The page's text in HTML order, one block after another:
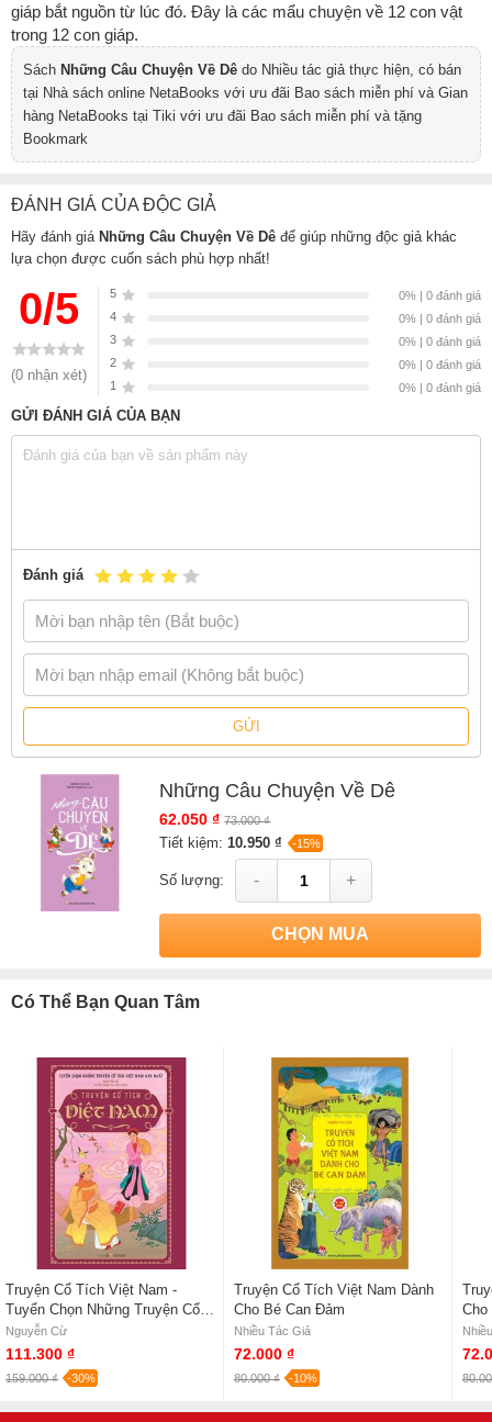
giáp bắt nguồn từ lúc đó. Đây là các mẩu chuyện về 12 con vật
trong 12 con giáp.
Sách Những Câu Chuyện Về Dê do Nhiều tác giả thực hiện, có bán
tại Nhà sách online NetaBooks với ưu đãi Bao sách miễn phí và Gian
hàng NetaBooks tại Tiki với ưu đãi Bao sách miễn phí và tặng
Bookmark
ĐÁNH GIÁ CỦA ĐỘC GIẢ
Hãy đánh giá Những Câu Chuyện Về Dê để giúp những độc giả khác
lựa chọn được cuốn sách phù hợp nhất!
0/5
(0 nhận xét)
5
0% | 0 đánh giá
4
0% | 0 đánh giá
3
0% | 0 đánh giá
2
0% | 0 đánh giá
1
0% | 0 đánh giá
GỬI ĐÁNH GIÁ CỦA BẠN
Đánh giá
GỬI
Những Câu Chuyện Về Dê
62.050 ₫ 73.000 ₫
Tiết kiệm: 10.950 ₫ -15%
Số lượng: - +
CHỌN MUA
Có Thể Bạn Quan Tâm
Truyện Cổ Tích Việt Nam -
Tuyển Chọn Những Truyện Cổ
Tích Việt Nam Hay Nhất
Nguyễn Cừ
111.300 ₫
159.000 ₫ -30%
Truyện Cổ Tích Việt Nam Dành
Cho Bé Can Đảm
Nhiều Tác Giả
72.000 ₫
80.000 ₫ -10%
Cho